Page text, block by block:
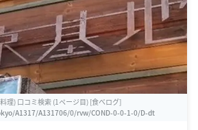
理) 口コミ検索 (1ページ目) [食べログ]
A1317/A131706/0/rvw/COND-0-0-1-0/D-dt